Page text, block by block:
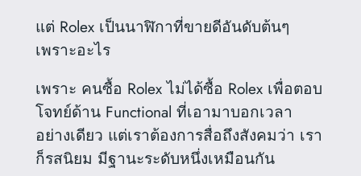
แต่ Rolex เป็นนาฬิกาที่ขายดีอันดับต้นๆ
เพราะอะไร
เพราะ คนซื้อ Rolex ไม่ได้ซื้อ Rolex เพื่อตอบ
โจทย์ด้าน Functional ที่เอามาบอกเวลา
อย่างเดียว แต่เราต้องการสื่อถึงสังคมว่า เรา
ก็รสนิยม มีฐานะระดับหนึ่งเหมือนกัน